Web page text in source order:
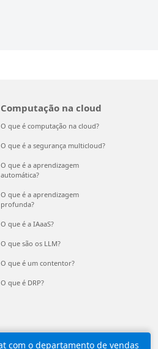
com o departamento de vendas
Computação na cloud
O que é computação na cloud?
O que é a segurança multicloud?
O que é a aprendizagem
automática?
O que é a aprendizagem
profunda?
O que é a IAaaS?
O que são os LLM?
O que é um contentor?
O que é DRP?
DoCs © Microsoft 2026